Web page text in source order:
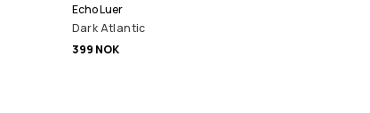
Echo Luer
Dark Atlantic
399 NOK